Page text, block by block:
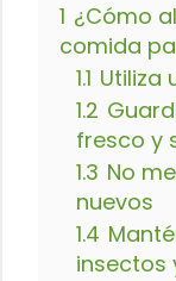
1 ¿Cómo
comida
1.1 Utiliza
1.2
fresco y
1.3 No
nuevos
1.4
insectos